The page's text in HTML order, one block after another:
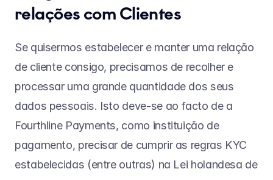
relações com Clientes
Se quisermos estabelecer e manter uma relação
de cliente consigo, precisamos de recolher e
processar uma grande quantidade dos seus
dados pessoais. Isto deve-se ao facto de a
Fourthline Payments, como instituição de
pagamento, precisar de cumprir as regras KYC
estabelecidas (entre outras) na Lei holandesa de